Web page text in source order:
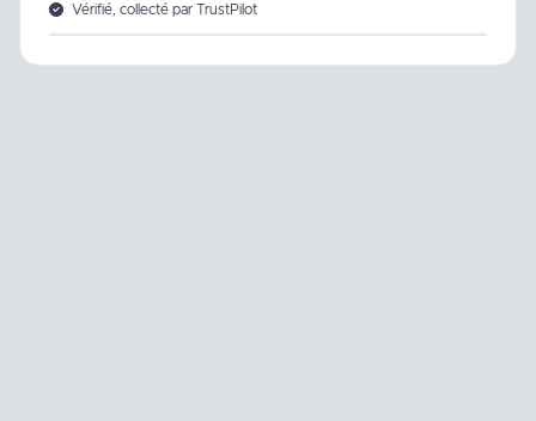
Vérifié, collecté par TrustPilot